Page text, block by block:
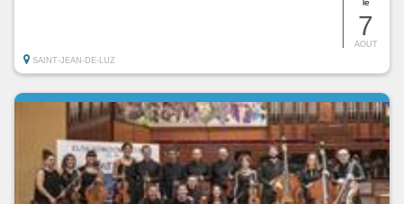
le
7
AOUT
SAINT-JEAN-DE-LUZ